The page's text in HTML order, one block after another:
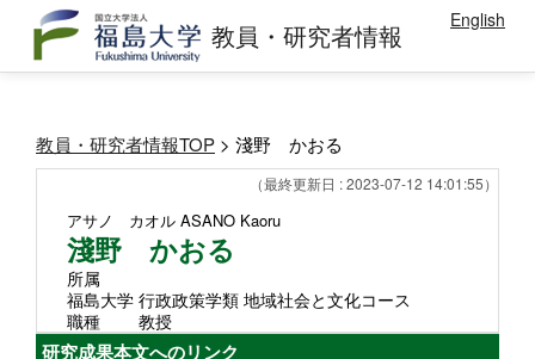
教員・研究者情報 English
教員・研究者情報TOP > 淺野 かおる
（最終更新日 : 2023-07-12 14:01:55）
アサノ カオル ASANO Kaoru
淺野 かおる
所属
福島大学 行政政策学類 地域社会と文化コース
職種
教授
研究成果本文へのリンク